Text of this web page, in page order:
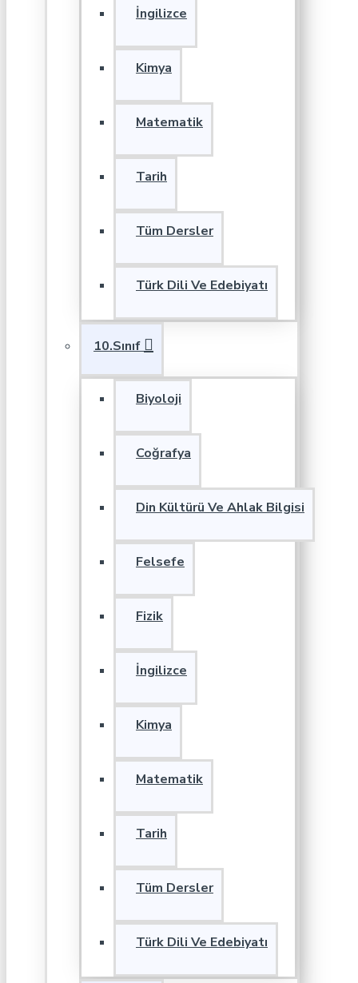
İngilizce
Kimya
Matematik
Tarih
Tüm Dersler
Türk Dili Ve Edebiyatı
10.Sınıf
Biyoloji
Coğrafya
Din Kültürü Ve Ahlak Bilgisi
Felsefe
Fizik
İngilizce
Kimya
Matematik
Tarih
Tüm Dersler
Türk Dili Ve Edebiyatı